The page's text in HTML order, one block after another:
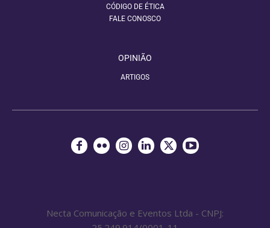
CÓDIGO DE ÉTICA
FALE CONOSCO
OPINIÃO
ARTIGOS
Necta Comunicação e Eventos Ltda - CNPJ: